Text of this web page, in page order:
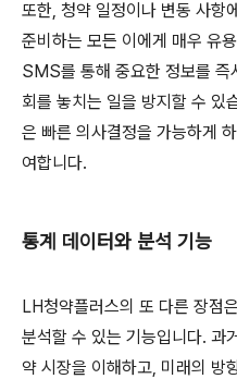
또한, 청약 일정이나 변동 사항
준비하는 모든 이에게 매우 유
SMS를 통해 중요한 정보를 즉
회를 놓치는 일을 방지할 수 있
은 빠른 의사결정을 가능하게
여합니다.
통계 데이터와 분석 기능
LH청약플러스의 또 다른 장점
분석할 수 있는 기능입니다. 과
약 시장을 이해하고, 미래의 방